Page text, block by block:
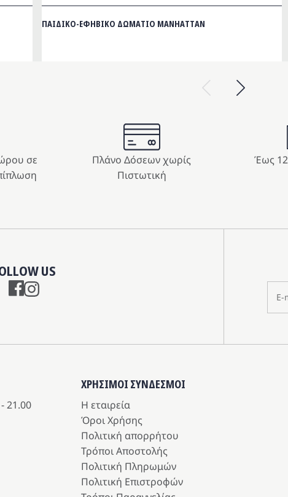
Previous
ΠΑΙΔΙΚΟ-ΕΦΗΒΙΚΟ ΔΩΜΑΤΙΟ MANHATTAN
Next
σε
Πλάνο Δόσεων χωρίς
Πιστωτική
Έως 12
US
Instagram
21.00
ΧΡΗΣΙΜΟΙ ΣΥΝΔΕΣΜΟΙ
Η εταιρεία
Όροι Χρήσης
Πολιτική απορρήτου
Τρόποι Αποστολής
Πολιτική Πληρωμών
Πολιτική Επιστροφών